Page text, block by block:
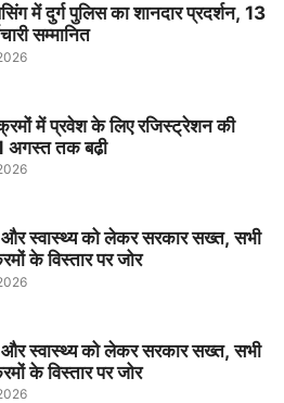
में दुर्ग पुलिस का शानदार प्रदर्शन, 13
सम्मानित
में प्रवेश के लिए रजिस्ट्रेशन की
अगस्त तक बढ़ी
और स्वास्थ्य को लेकर सरकार सख्त, सभी
के विस्तार पर जोर
और स्वास्थ्य को लेकर सरकार सख्त, सभी
के विस्तार पर जोर